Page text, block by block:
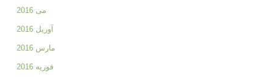
می 2016
آوریل 2016
مارس 2016
فوریه 2016